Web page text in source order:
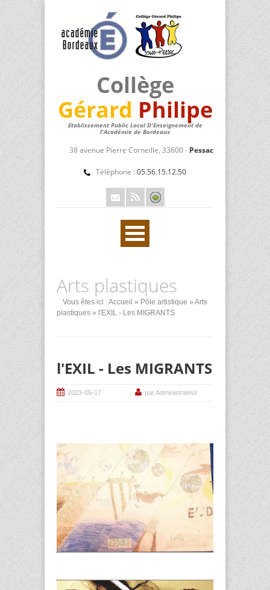
Collège
Gérard Philipe
Etablissement Public Local D'Enseignement de
l'Académie de Bordeaux
38 avenue Pierre Corneille, 33600 - Pessac
Téléphone : 05.56.15.12.50
Arts plastiques
Vous êtes ici :Accueil » Pôle artistique » Arts
plastiques » l'EXIL - Les MIGRANTS
l'EXIL - Les MIGRANTS
2023-05-17 par Administrateur